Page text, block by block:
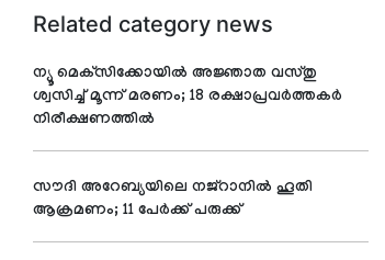
Related category news
ന്യൂ മെക്‌സിക്കോയില്‍ അജ്ഞാത വസ്തു
ശ്വസിച്ച് മൂന്ന് മരണം; 18 രക്ഷാപ്രവര്‍ത്തകര്‍
നിരീക്ഷണത്തില്‍
സൗദി അറേബ്യയിലെ നജ്റാനില്‍ ഹൂതി
ആക്രമണം; 11 പേര്‍ക്ക് പരുക്ക്